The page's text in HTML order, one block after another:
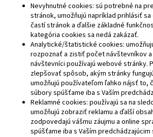
Nevyhnutné cookies: sú potrebné na
stránok, umožňujú napríklad prihlásiť
častí stránok a ďalšie základné
kategória cookies sa nedá zakázať.
Analytické/štatistické cookies:
rozpoznať a zistiť počet návštevníkov
návštevníci používajú webové stránky.
zlepšovať spôsob, akým stránky
umožňujú používateľom ľahko nájsť to,
súbory spúšťame iba s Vaším
Reklamné cookies: používajú sa na
umožňujú zobraziť reklamu a ďalší
zodpovedajú vášmu záujmu a online
spúšťame iba s Vaším predchádzajúcim